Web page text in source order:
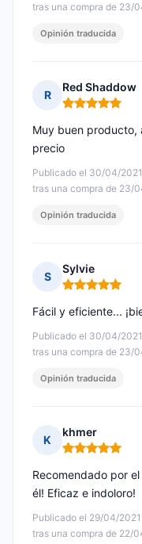
tras una compra de 23/
Opinión traducida
R
Red Shaddow
Nota: 5 de 5
Publicado el 30/04/
tras una compra de 23/
Muy buen producto,
precio
Opinión traducida
S
Sylvie
Nota: 5 de 5
Publicado el 30/04/
tras una compra de 23/
Fácil y eficiente...
Opinión traducida
K
khmer
Nota: 5 de 5
Publicado el 29/04/2021
tras una compra de 22/
Recomendado por
él! Eficaz e indoloro!